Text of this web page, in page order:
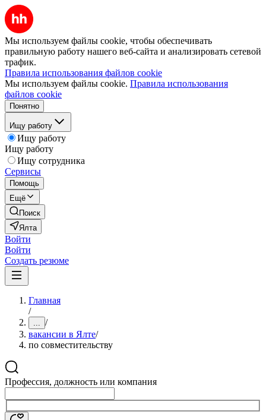
Мы используем файлы cookie, чтобы обеспечивать
правильную работу нашего веб-сайта и анализировать сетевой
трафик.
Правила использования файлов cookie
Мы используем файлы cookie. Правила использования
файлов cookie
Понятно
Ищу работу
Ищу работу
Ищу работу
Ищу сотрудника
Сервисы
Помощь
Ещё
Поиск
Ялта
Войти
Войти
Создать резюме
Главная
/
... /
вакансии в Ялте/
по совместительству
Профессия, должность или компания